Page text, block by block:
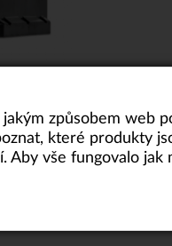
způsobem web
které produkty
Aby vše fungovalo